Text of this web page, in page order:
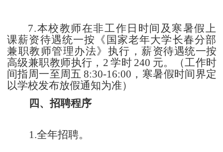
7.本校教师在非工作日时间及寒暑假上
课薪资待遇统一按《国家老年大学长春分部
兼职教师管理办法》执行，薪资待遇统一按
高级兼职教师执行， 2 学时 240 元。（工作时
间指周一至周五 8:30-16:00，寒暑假时间界定
以学校发布放假通知为准）
四、招聘程序
1.全年招聘。